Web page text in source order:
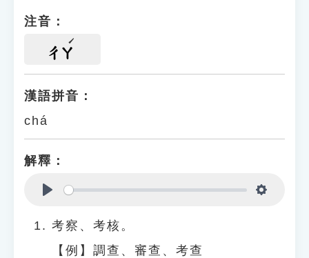
注音：
ㄔㄚ
漢語拼音：
chá
解釋：
考察、考核。
【例】調查、審查、考查